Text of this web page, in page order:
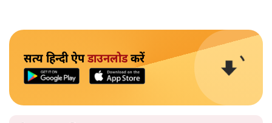
सत्य हिन्दी ऐपडाउनलोडकरें